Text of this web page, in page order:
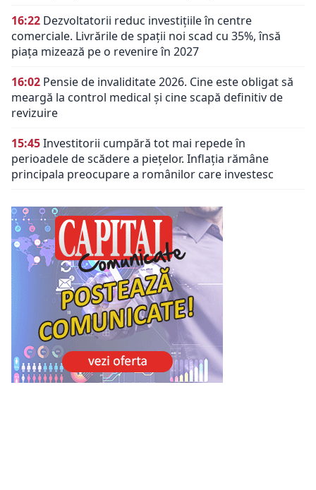
16:22 Dezvoltatorii reduc investițiile în centre
comerciale. Livrările de spații noi scad cu 35%, însă
piața mizează pe o revenire în 2027
16:02 Pensie de invaliditate 2026. Cine este obligat să
meargă la control medical și cine scapă definitiv de
revizuire
15:45Investitorii cumpără tot mai repede în
perioadele de scădere a piețelor. Inflația rămâne
principala preocupare a românilor care investesc